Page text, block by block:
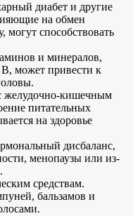
диабет и другие
на обмен
способствовать
и минералов,
может привести к
кишечным
питательных
на здоровье
дисбаланс,
менопаузы или из-
средствам.
бальзамов и